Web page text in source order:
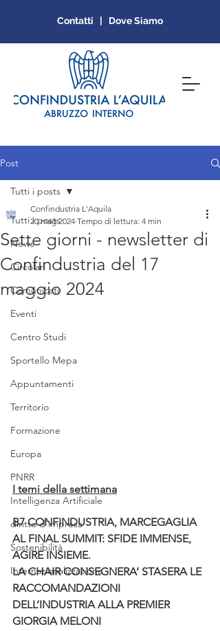
Contatti | Dove Siamo
Post
Tutti i posts
News
Circolari
Comunicati
Eventi
Centro Studi
Sportello Mepa
Appuntamenti
Territorio
Formazione
Europa
PNRR
Intelligenza Artificiale
diritto d'impresa
Sostenibilità
Internazionalizzazione
Tutti i posts
Sette giorni - newsletter di
Confindustria del 17
maggio 2024
Confindustria L'Aquila
20 mag 2024 Tempo di lettura: 4 min
I temi della settimana
B7 CONFINDUSTRIA, MARCEGAGLIA
AL FINAL SUMMIT: SFIDE IMMENSE,
AGIRE INSIEME.
LA CHAIR CONSEGNERA’ STASERA LE
RACCOMANDAZIONI
DELL’INDUSTRIA ALLA PREMIER
GIORGIA MELONI